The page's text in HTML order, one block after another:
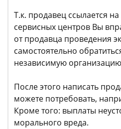
Т.к. продавец ссылается
сервисных центров Вы
от продавца проведения
самостоятельно
независимую
После этого написать
можете потребовать,
Кроме того: выплаты
морального вреда.